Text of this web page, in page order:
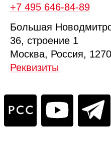
+7 495 646‑84‑89
Большая
36, строение 1
Москва, Россия,
Реквизиты